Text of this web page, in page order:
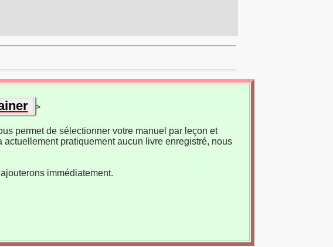
>
permet de sélectionner votre manuel par leçon et
pratiquement aucun livre enregistré, nous
immédiatement.